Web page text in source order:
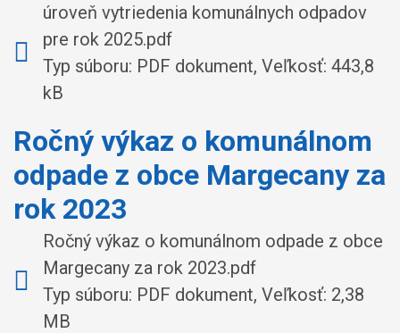
úroveň vytriedenia komunálnych odpadov
pre rok 2025.pdf
Typ súboru: PDF dokument, Veľkosť: 443,8
kB
Ročný výkaz o komunálnom
odpade z obce Margecany za
rok 2023
Ročný výkaz o komunálnom odpade z obce
Margecany za rok 2023.pdf
Typ súboru: PDF dokument, Veľkosť: 2,38
MB